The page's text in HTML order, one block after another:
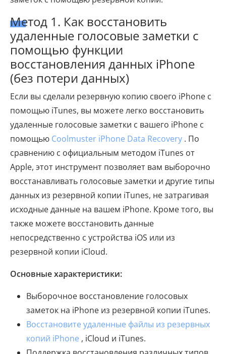
Метод 1. Как восстановить
удаленные голосовые заметки с
помощью функции
восстановления данных iPhone
(без потери данных)
Если вы сделали резервную копию своего iPhone с
помощью iTunes, вы можете легко восстановить
удаленные голосовые заметки с вашего iPhone с
помощью Coolmuster iPhone Data Recovery . По
сравнению с официальным методом iTunes от
Apple, этот инструмент позволяет вам выборочно
восстанавливать голосовые заметки и другие типы
данных из резервной копии iTunes, не затрагивая
исходные данные на вашем iPhone. Кроме того, вы
также можете восстановить данные
непосредственно с устройства iOS или из
резервной копии iCloud.
Основные характеристики:
Выборочное восстановление голосовых
заметок на iPhone из резервной копии iTunes.
Восстановите удаленные файлы из резервных
копий iPhone , iCloud и iTunes.